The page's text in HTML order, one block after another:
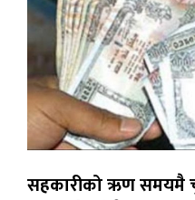
सहकारीको ऋण समयमै